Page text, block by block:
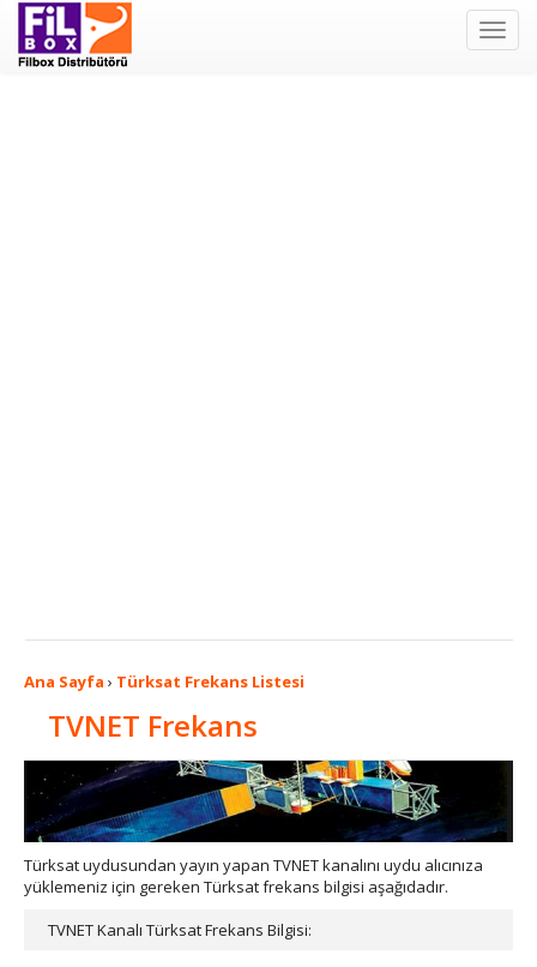
Filbox
Ana Sayfa › Türksat Frekans Listesi
TVNET Frekans
Türksat uydusundan yayın yapan TVNET kanalını uydu alıcınıza
yüklemeniz için gereken Türksat frekans bilgisi aşağıdadır.
TVNET Kanalı Türksat Frekans Bilgisi: